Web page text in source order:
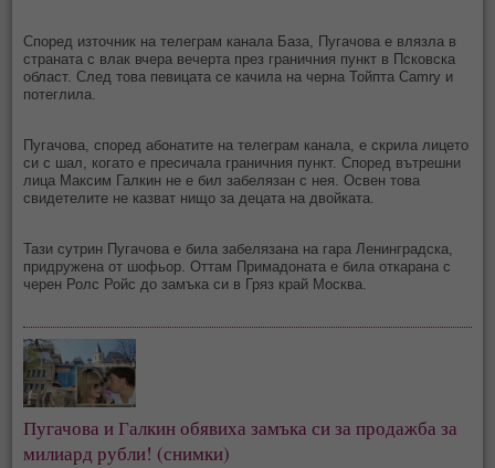
Според източник на телеграм канала База, Пугачова е влязла в
страната с влак вчера вечерта през граничния пункт в Псковска
област. След това певицата се качила на черна Тойпта Camry и
потеглила.
Пугачова, според абонатите на телеграм канала, е скрила лицето
си с шал, когато е пресичала граничния пункт. Според вътрешни
лица Максим Галкин не е бил забелязан с нея. Освен това
свидетелите не казват нищо за децата на двойката.
Тази сутрин Пугачова е била забелязана на гара Ленинградска,
придружена от шофьор. Оттам Примадоната е била откарана с
черен Ролс Ройс до замъка си в Гряз край Москва.
Пугачова и Галкин обявиха замъка си за продажба за
милиард рубли! (снимки)